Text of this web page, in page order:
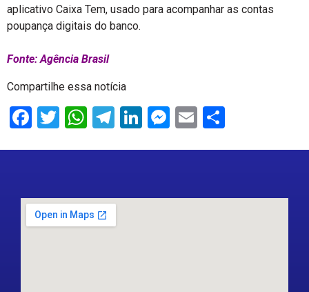
aplicativo Caixa Tem, usado para acompanhar as contas
poupança digitais do banco.
Fonte: Agência Brasil
Compartilhe essa notícia
Facebook
Twitter
WhatsApp
Telegram
LinkedIn
Messenger
Email